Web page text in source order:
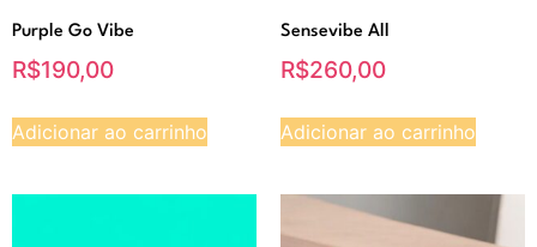
Purple Go Vibe
R$190,00
Adicionar ao carrinho
Sensevibe All
R$260,00
Adicionar ao carrinho